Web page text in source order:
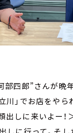
部四郎”さんが晩
川」でお店をやら
出しに来いよー！